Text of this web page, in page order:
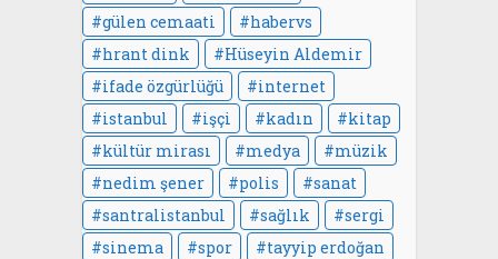
gülen cemaati
habervs
hrant dink
Hüseyin Aldemir
ifade özgürlüğü
internet
istanbul
işçi kadın
kitap
kültür mirası
medya
müzik
nedim şener
polis
sanat
santralistanbul
sağlık
sergi
sinema
spor
tayyip erdoğan